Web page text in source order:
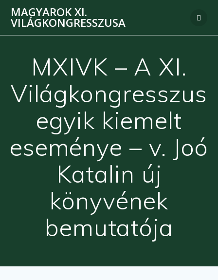
MAGYAROK XI.
VILÁGKONGRESSZUSA
MXIVK – A XI.
Világkongresszus
egyik kiemelt
eseménye – v. Joó
Katalin új
könyvének
bemutatója